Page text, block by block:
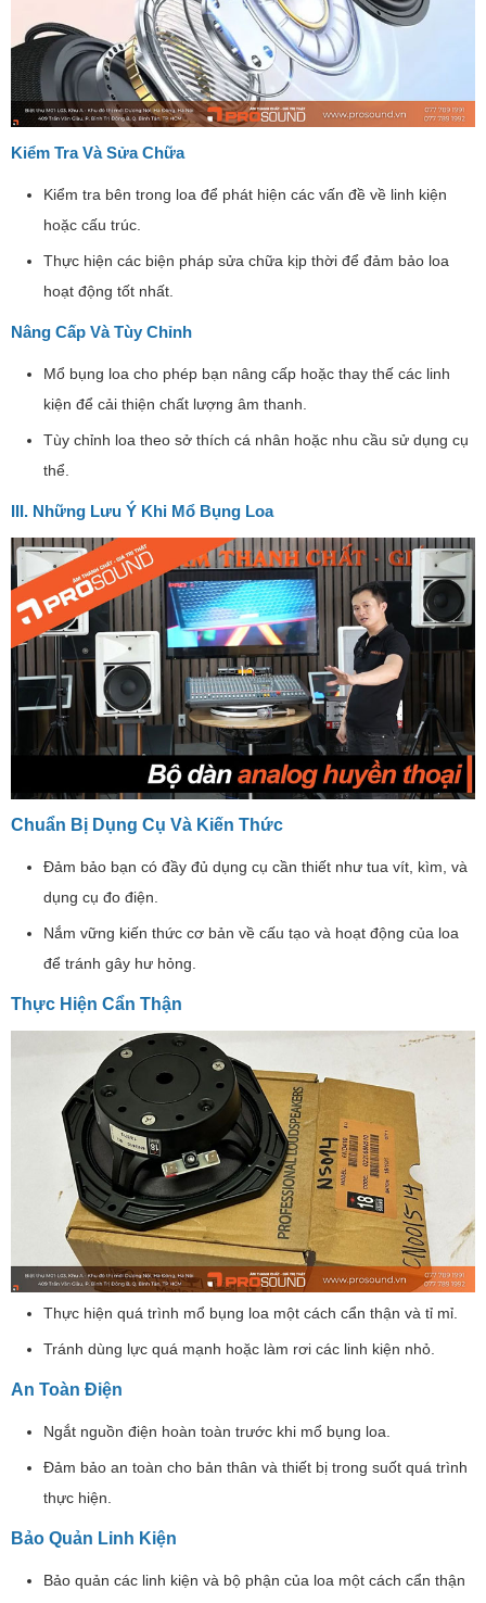
Kiểm Tra Và Sửa Chữa
Kiểm tra bên trong loa để phát hiện các vấn đề về linh kiện
hoặc cấu trúc.
Thực hiện các biện pháp sửa chữa kịp thời để đảm bảo loa
hoạt động tốt nhất.
Nâng Cấp Và Tùy Chỉnh
Mổ bụng loa cho phép bạn nâng cấp hoặc thay thế các linh
kiện để cải thiện chất lượng âm thanh.
Tùy chỉnh loa theo sở thích cá nhân hoặc nhu cầu sử dụng cụ
thể.
III. Những Lưu Ý Khi Mổ Bụng Loa
Chuẩn Bị Dụng Cụ Và Kiến Thức
Đảm bảo bạn có đầy đủ dụng cụ cần thiết như tua vít, kìm, và
dụng cụ đo điện.
Nắm vững kiến thức cơ bản về cấu tạo và hoạt động của loa
để tránh gây hư hỏng.
Thực Hiện Cẩn Thận
Thực hiện quá trình mổ bụng loa một cách cẩn thận và tỉ mỉ.
Tránh dùng lực quá mạnh hoặc làm rơi các linh kiện nhỏ.
An Toàn Điện
Ngắt nguồn điện hoàn toàn trước khi mổ bụng loa.
Đảm bảo an toàn cho bản thân và thiết bị trong suốt quá trình
thực hiện.
Bảo Quản Linh Kiện
Bảo quản các linh kiện và bộ phận của loa một cách cẩn thận